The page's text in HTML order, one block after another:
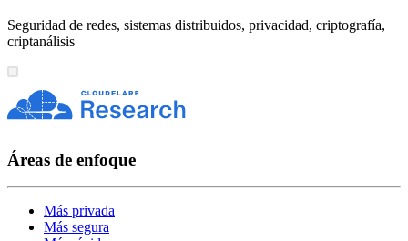
Seguridad de redes, sistemas distribuidos, privacidad, criptografía,
criptanálisis
Áreas de enfoque
Más privada
Más segura